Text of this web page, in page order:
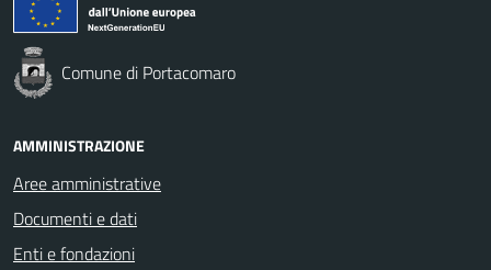
Comune di Portacomaro
AMMINISTRAZIONE
Aree amministrative
Documenti e dati
Enti e fondazioni